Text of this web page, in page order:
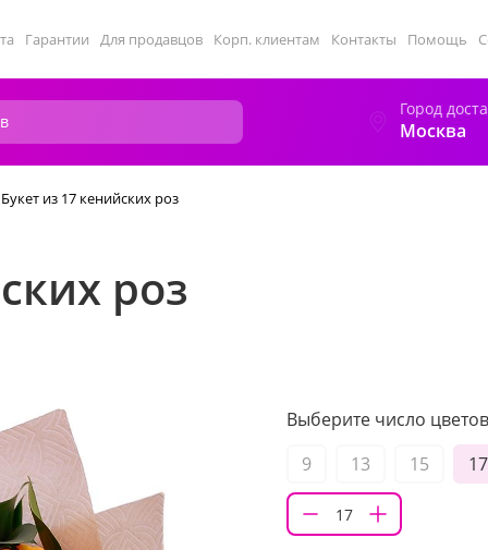
Гарантии Для продавцов Корп. клиентам Контакты Помощь
Город
Москва
Букет из 17 кенийских роз
роз
Выберите число
9
13 15 17